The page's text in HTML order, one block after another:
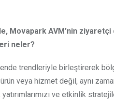
Movapark AVM’nin
neler?
trendleriyle birleştirerek
veya hizmet değil, aynı
ve etkinlik